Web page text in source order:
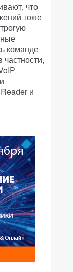
что
тоже
команде
и